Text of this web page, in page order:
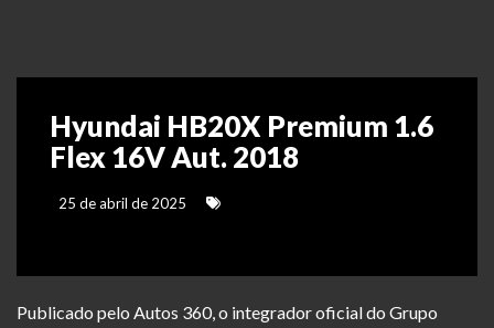
Hyundai HB20X Premium 1.6
Flex 16V Aut. 2018
25 de abril de 2025
Publicado pelo Autos 360, o integrador oficial do Grupo